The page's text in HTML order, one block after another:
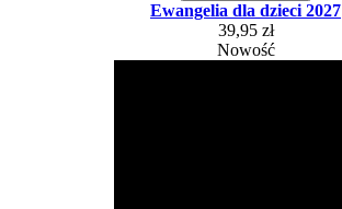
Ewangelia dla dzieci 2027
39,95 zł
Nowość